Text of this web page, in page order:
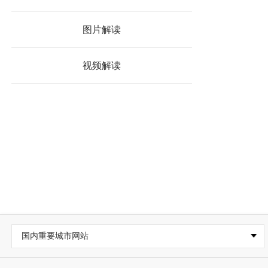
图片解读
视频解读
国内重要城市网站